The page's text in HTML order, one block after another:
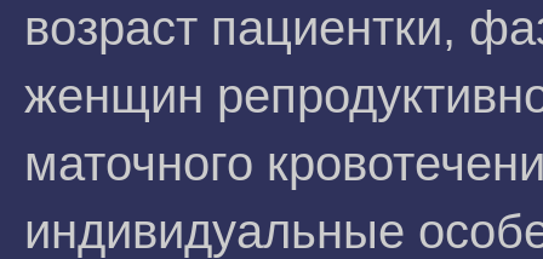
возраст пациентки,
женщин
маточного
индивидуальные